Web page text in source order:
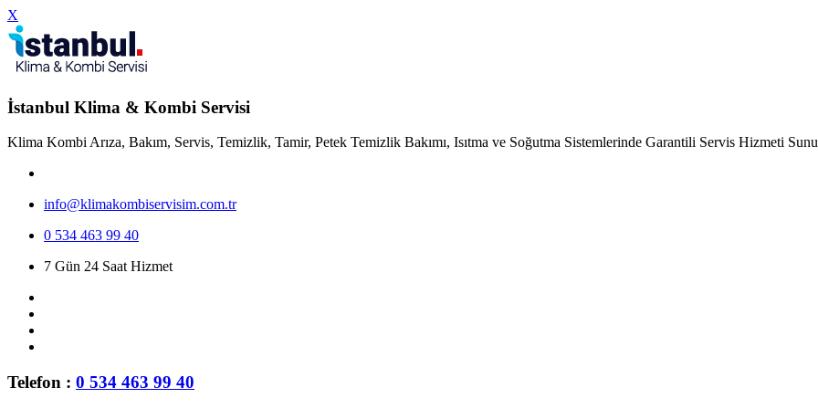
X
İstanbul Klima & Kombi Servisi
Klima Kombi Arıza, Bakım, Servis, Temizlik, Tamir, Petek Temizlik Bakımı, Isıtma ve Soğutma Sistemlerinde Garantili Servis Hizmeti
info@klimakombiservisim.com.tr
0 534 463 99 40
7 Gün 24 Saat Hizmet
Telefon : 0 534 463 99 40